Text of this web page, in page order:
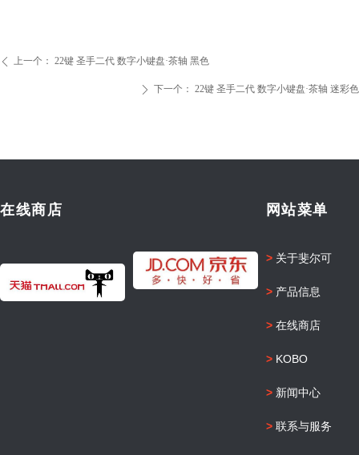
ꄴ 上一个： 22键 圣手二代 数字小键盘·茶轴 黑色
ꄲ 下一个： 22键 圣手二代 数字小键盘·茶轴 迷彩色
网站菜单
>关于斐尔可
>产品信息
>在线商店
>KOBO
>新闻中心
>联系与服务
在线商店